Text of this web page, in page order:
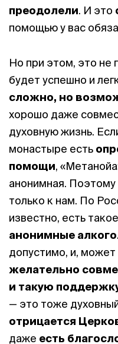
преодолели. И это
помощью у вас
Но при этом, это не
будет успешно и
сложно, но
хорошо даже
духовную жизнь.
монастыре есть
помощи,
анонимная.
только к нам. По
известно, есть
анонимные
допустимо, и,
желательно
и такую
— это тоже
отрицается
даже есть